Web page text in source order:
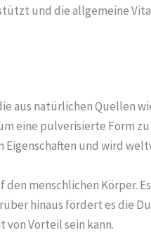
und die allgemeine
aus natürlichen Quellen
eine pulverisierte Form
und wird
menschlichen Körper.
hinaus fördert es die
Vorteil sein kann.